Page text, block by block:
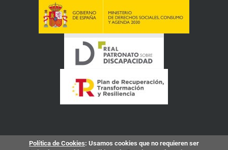
Política de Cookies: Usamos cookies que no requieren ser